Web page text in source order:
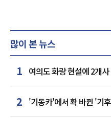
많이 본 뉴스
1 여의도 화랑 현설에 2개
거점 확보하나
2 '기동카'에서 확 바뀐 '기
카드사 경쟁